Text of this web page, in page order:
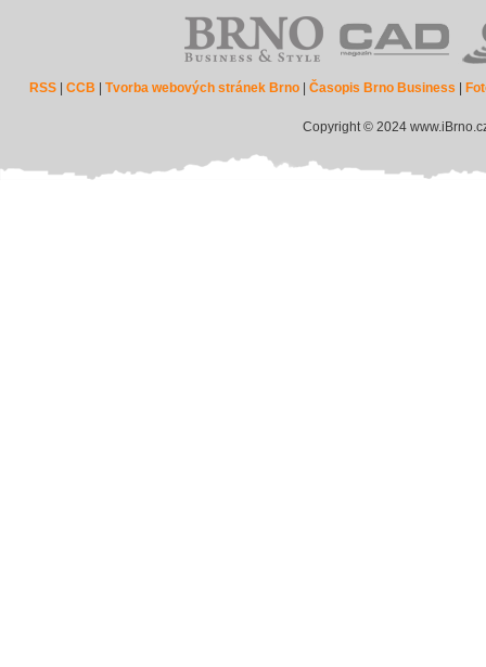
RSS |CCB |Tvorba webových stránek Brno |Časopis Brno Business
Copyright © 2024